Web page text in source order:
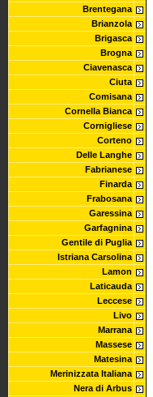
Brentegana
Brianzola
Brigasca
Brogna
Ciavenasca
Ciuta
Comisana
Cornella Bianca
Cornigliese
Corteno
Delle Langhe
Fabrianese
Finarda
Frabosana
Garessina
Garfagnina
Gentile di Puglia
Istriana Carsolina
Lamon
Laticauda
Leccese
Livo
Marrana
Massese
Matesina
Merinizzata Italiana
Nera di Arbus